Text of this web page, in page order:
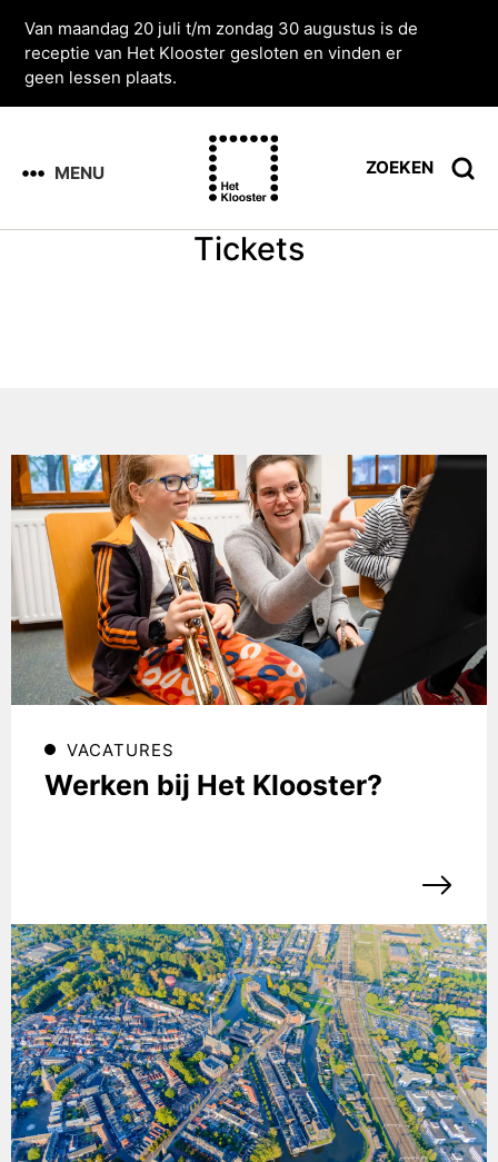
Van maandag 20 juli t/m zondag 30 augustus is de
receptie van Het Klooster gesloten en vinden er
geen lessen plaats.
MENU ZOEKEN
Tickets
VACATURES
Werken bij Het Klooster?